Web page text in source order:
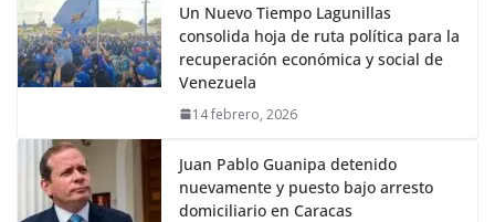
Un Nuevo Tiempo Lagunillas
consolida hoja de ruta política para la
recuperación económica y social de
Venezuela
14 febrero, 2026
Juan Pablo Guanipa detenido
nuevamente y puesto bajo arresto
domiciliario en Caracas